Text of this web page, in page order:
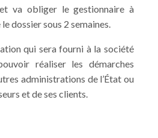
va obliger le gestionnaire à
dossier sous 2 semaines.
qui sera fourni à la société
réaliser les démarches
administrations de l’État ou
et de ses clients.